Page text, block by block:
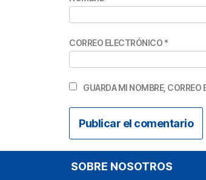
CORREO ELECTRÓNICO *
GUARDA MI NOMBRE, CORREO
SOBRE NOSOTROS